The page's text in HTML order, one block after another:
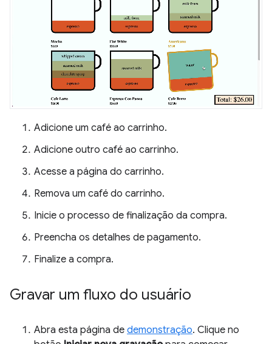
Adicione um café ao carrinho.
Adicione outro café ao carrinho.
Acesse a página do carrinho.
Remova um café do carrinho.
Inicie o processo de finalização da compra.
Preencha os detalhes de pagamento.
Finalize a compra.
Gravar um fluxo do usuário
Abra esta página de demonstração. Clique no